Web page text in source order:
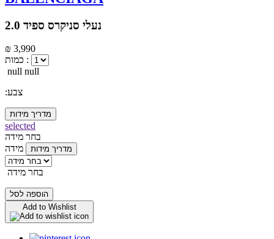
נעלי סניקרס ספיד 2.0
₪ 3,990
כמות :
null null
:צבע
מדריך מידות
selected
בחר מידה
מידה
מדריך מידות
בחר מידה
הוספה לסל
Add to Wishlist